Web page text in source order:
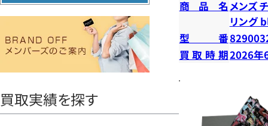
ヤ
買取実績を探す
商品名 メンズ
リング
型番
買取時期2026年